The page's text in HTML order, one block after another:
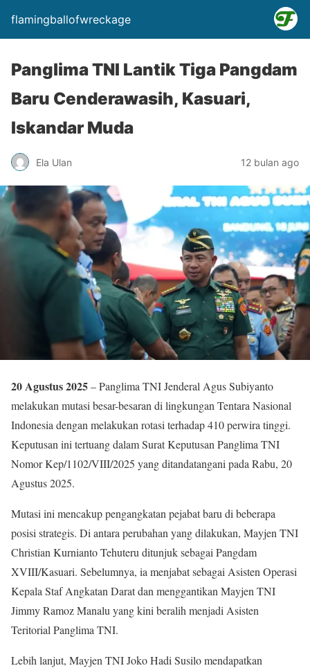
flamingballofwreckage
Panglima TNI Lantik Tiga Pangdam
Baru Cenderawasih, Kasuari,
Iskandar Muda
Ela Ulan 12 bulan ago
20 Agustus 2025– Panglima TNI Jenderal Agus Subiyanto
melakukan mutasi besar-besaran di lingkungan Tentara Nasional
Indonesia dengan melakukan rotasi terhadap 410 perwira tinggi.
Keputusan ini tertuang dalam Surat Keputusan Panglima TNI
Nomor Kep/1102/VIII/2025 yang ditandatangani pada Rabu, 20
Agustus 2025.
Mutasi ini mencakup pengangkatan pejabat baru di beberapa
posisi strategis. Di antara perubahan yang dilakukan, Mayjen TNI
Christian Kurnianto Tehuteru ditunjuk sebagai Pangdam
XVIII/Kasuari. Sebelumnya, ia menjabat sebagai Asisten Operasi
Kepala Staf Angkatan Darat dan menggantikan Mayjen TNI
Jimmy Ramoz Manalu yang kini beralih menjadi Asisten
Teritorial Panglima TNI.
Lebih lanjut, Mayjen TNI Joko Hadi Susilo mendapatkan